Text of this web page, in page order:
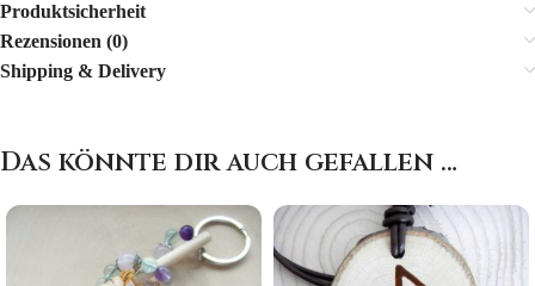
Produktsicherheit
Rezensionen (0)
Shipping & Delivery
Das könnte dir auch gefallen …